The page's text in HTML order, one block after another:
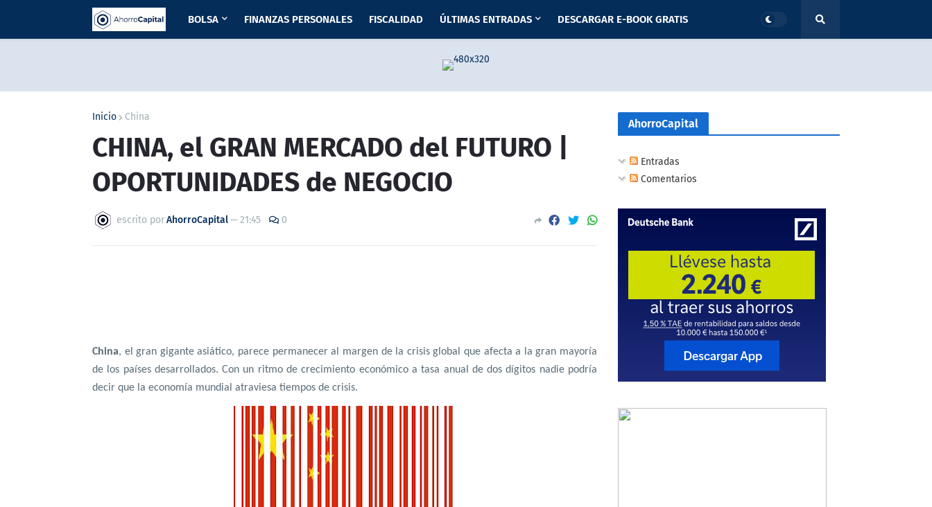
BOLSA FINANZAS PERSONALES FISCALIDAD ÚLTIMAS ENTRADAS DESCARGAR E-BOOK GRATIS
Inicio China
CHINA, el GRAN MERCADO del FUTURO |
OPORTUNIDADES de NEGOCIO
escrito porAhorroCapital—21:45 0
China, el gran gigante asiático, parece permanecer al margen de la crisis global que afecta a la gran mayoría
de los países desarrollados. Con un ritmo de crecimiento económico a tasa anual de dos dígitos nadie podría
decir que la economía mundial atraviesa tiempos de crisis.
AhorroCapital
Entradas
Comentarios